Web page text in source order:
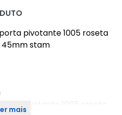
pivotante 1005 roseta
45mm stam
pivotante 1005 roseta
mais